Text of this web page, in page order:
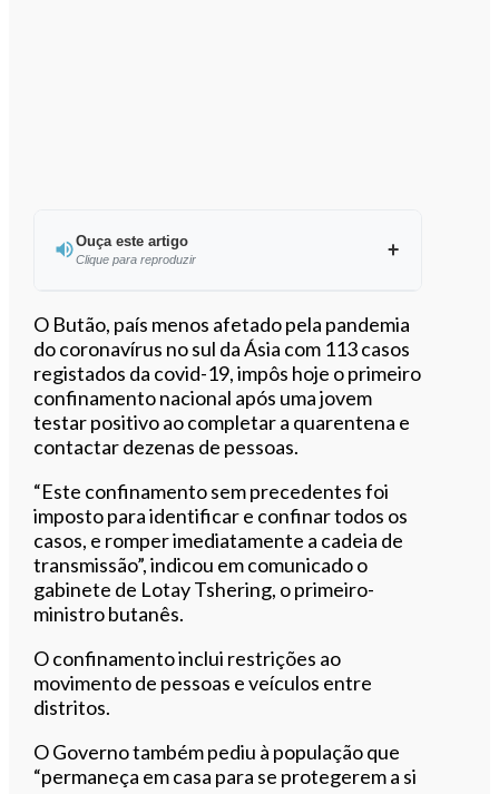
Ouça este artigo
Clique para reproduzir
Ouvir este artigo
O Butão, país menos afetado pela pandemia
do coronavírus no sul da Ásia com 113 casos
registados da covid-19, impôs hoje o primeiro
confinamento nacional após uma jovem
testar positivo ao completar a quarentena e
contactar dezenas de pessoas.
“Este confinamento sem precedentes foi
imposto para identificar e confinar todos os
casos, e romper imediatamente a cadeia de
transmissão”, indicou em comunicado o
gabinete de Lotay Tshering, o primeiro-
ministro butanês.
O confinamento inclui restrições ao
movimento de pessoas e veículos entre
distritos.
O Governo também pediu à população que
“permaneça em casa para se protegerem a si